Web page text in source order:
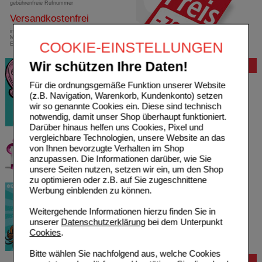
COOKIE-EINSTELLUNGEN
Wir schützen Ihre Daten!
Für die ordnungsgemäße Funktion unserer Website
(z.B. Navigation, Warenkorb, Kundenkonto) setzen
wir so genannte Cookies ein. Diese sind technisch
notwendig, damit unser Shop überhaupt funktioniert.
Darüber hinaus helfen uns Cookies, Pixel und
vergleichbare Technologien, unsere Website an das
von Ihnen bevorzugte Verhalten im Shop
anzupassen. Die Informationen darüber, wie Sie
unsere Seiten nutzen, setzen wir ein, um den Shop
zu optimieren oder z.B. auf Sie zugeschnittene
Werbung einblenden zu können.
Weitergehende Informationen hierzu finden Sie in
unserer Datenschutzerklärungbei dem Unterpunkt
Cookies.
Bitte wählen Sie nachfolgend aus, welche Cookies
gebührenfreie Rufnummer
Versandkostenfrei
innerhalb Deutschlands bei einem
Mindestbestellwert von 13,99 Euro oder bei
Einsendung eines Kassenrezeptes
Bewertung